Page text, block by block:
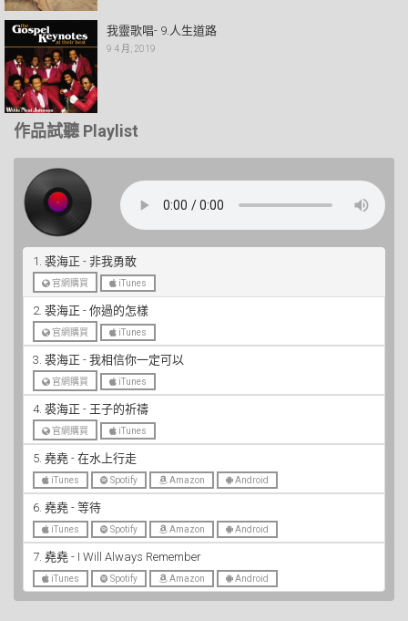
我靈歌唱- 9.人生道路
9 4 月, 2019
作品試聽 Playlist
1. 裘海正 - 非我勇敢
官網購買 iTunes
2. 裘海正 - 你過的怎樣
官網購買 iTunes
3. 裘海正 - 我相信你一定可以
官網購買 iTunes
4. 裘海正 - 王子的祈禱
官網購買 iTunes
5. 堯堯 - 在水上行走
iTunes Spotify Amazon Android
6. 堯堯 - 等待
iTunes Spotify Amazon Android
7. 堯堯 - I Will Always Remember
iTunes Spotify Amazon Android